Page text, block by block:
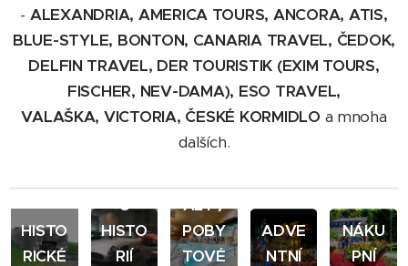
- ALEXANDRIA, AMERICA TOURS, ANCORA, ATIS,
BLUE-STYLE, BONTON, CANARIA TRAVEL, ČEDOK,
DELFIN TRAVEL, DER TOURISTIK (EXIM TOURS,
FISCHER, NEV-DAMA), ESO TRAVEL,
VALAŠKA, VICTORIA, ČESKÉ KORMIDLO a mnoha
dalších.
-
HISTO
RICKÉ
ZA
O
HISTO
RIÍ
ÁLY /
POBY
TOVÉ
ADVE
NTNÍ
NÁKU
PNÍ